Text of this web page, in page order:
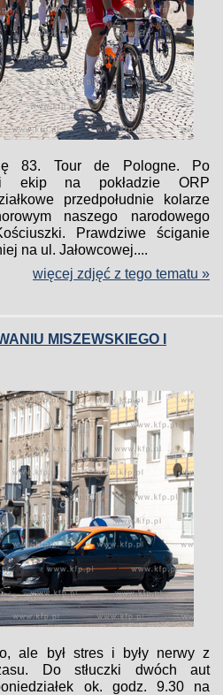
83. Tour de Pologne. Po
ekip na pokładzie ORP
przedpołudnie kolarze
naszego narodowego
Prawdziwe ściganie
na ul. Jałowcowej....
więcej zdjęć z tego tematu »
MISZEWSKIEGO I
ale był stres i były nerwy z
Do stłuczki dwóch aut
ok. godz. 9.30 na